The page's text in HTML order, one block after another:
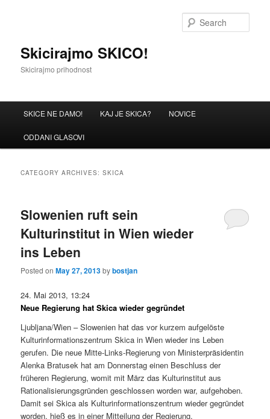
Skicirajmo SKICO!
Skicirajmo prihodnost
Skip to primary content
Skip to secondary content
SKICE NE DAMO! KAJ JE SKICA? NOVICE
ODDANI GLASOVI
CATEGORY ARCHIVES:SKICA
Slowenien ruft sein
Kulturinstitut in Wien wieder
ins Leben
Posted onMay 27, 2013bybostjan
24. Mai 2013, 13:24
Neue Regierung hat Skica wieder gegründet
Ljubljana/Wien – Slowenien hat das vor kurzem aufgelöste
Kulturinformationszentrum Skica in Wien wieder ins Leben
gerufen. Die neue Mitte-Links-Regierung von Ministerpräsidentin
Alenka Bratusek hat am Donnerstag einen Beschluss der
früheren Regierung, womit mit März das Kulturinstitut aus
Rationalisierungsgründen geschlossen worden war, aufgehoben.
Damit sei Skica als Kulturinformationszentrum wieder gegründet
worden, hieß es in einer Mitteilung der Regierung.